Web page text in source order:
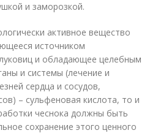
и заморозкой.
активное вещество
источником
и обладающее целебным
и системы (лечение и
сердца и сосудов,
– сульфеновая кислота, то и
чеснока должны быть
сохранение этого ценного